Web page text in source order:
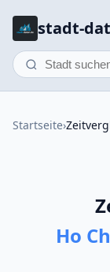
stadt-
Startseite›
Ho